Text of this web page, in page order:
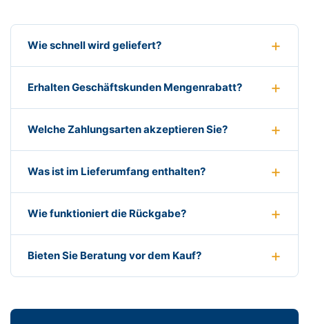
Wie schnell wird geliefert?
Erhalten Geschäftskunden Mengenrabatt?
Welche Zahlungsarten akzeptieren Sie?
Was ist im Lieferumfang enthalten?
Wie funktioniert die Rückgabe?
Bieten Sie Beratung vor dem Kauf?